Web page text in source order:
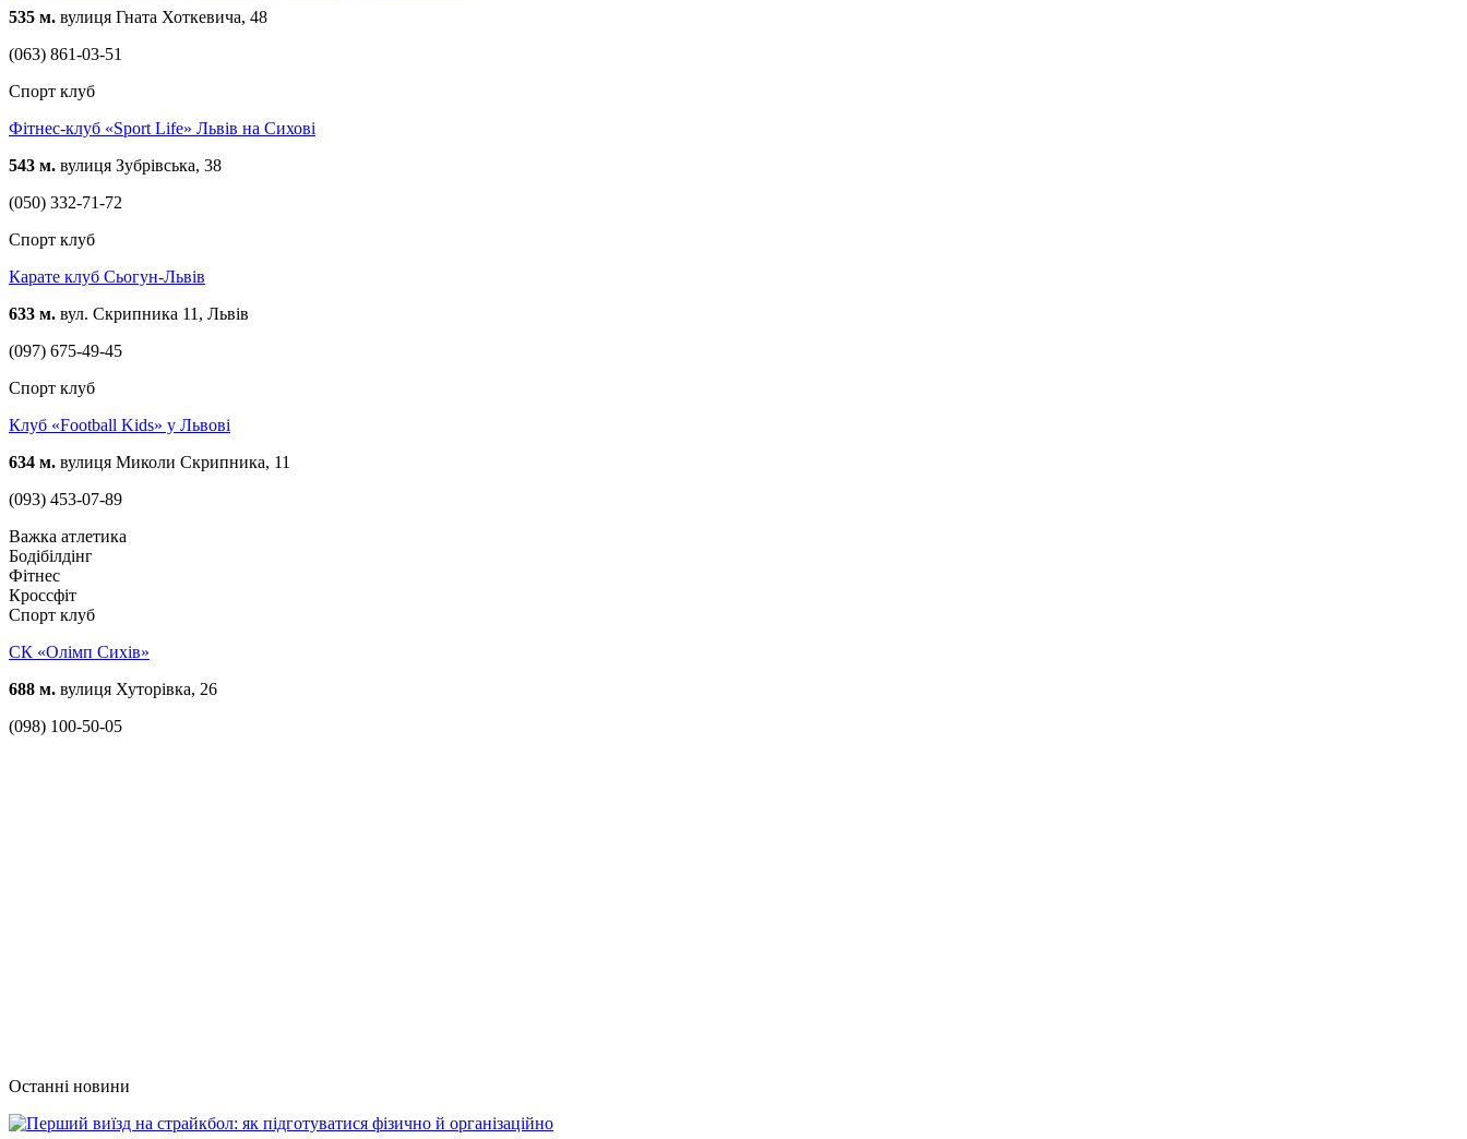
535 м. вулиця Гната Хоткевича, 48
(063) 861-03-51
Спорт клуб
Фітнес-клуб «Sport Life» Львів на Сихові
543 м. вулиця Зубрівська, 38
(050) 332-71-72
Спорт клуб
Карате клуб Сьогун-Львів
633 м. вул. Скрипника 11, Львів
(097) 675-49-45
Спорт клуб
Клуб «Football Kids» у Львові
634 м. вулиця Миколи Скрипника, 11
(093) 453-07-89
Важка атлетика
Бодібілдінг
Фітнес
Кроссфіт
Спорт клуб
СК «Олімп Сихів»
688 м. вулиця Хуторівка, 26
(098) 100-50-05
Останні новини